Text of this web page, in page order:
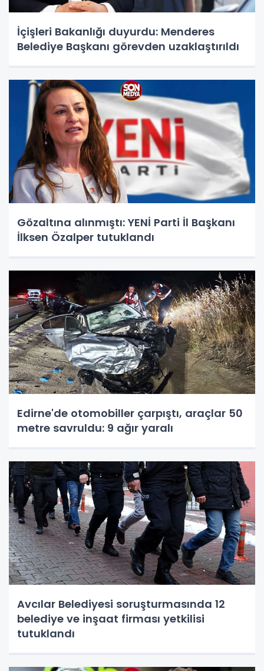
İçişleri Bakanlığı duyurdu: Menderes
Belediye Başkanı görevden uzaklaştırıldı
Gözaltına alınmıştı: YENİ Parti İl Başkanı
İlksen Özalper tutuklandı
Edirne'de otomobiller çarpıştı, araçlar 50
metre savruldu: 9 ağır yaralı
Avcılar Belediyesi soruşturmasında 12
belediye ve inşaat firması yetkilisi
tutuklandı